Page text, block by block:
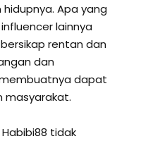
Apa yang
lainnya
rentan dan
dan
dapat
masyarakat.
tidak